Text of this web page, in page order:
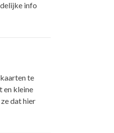
info
te
en kleine
dat hier